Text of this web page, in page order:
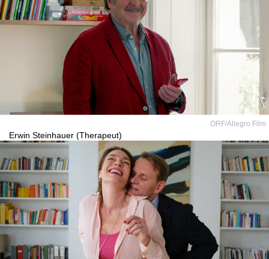
ORF/Allegro Film
Erwin Steinhauer (Therapeut)